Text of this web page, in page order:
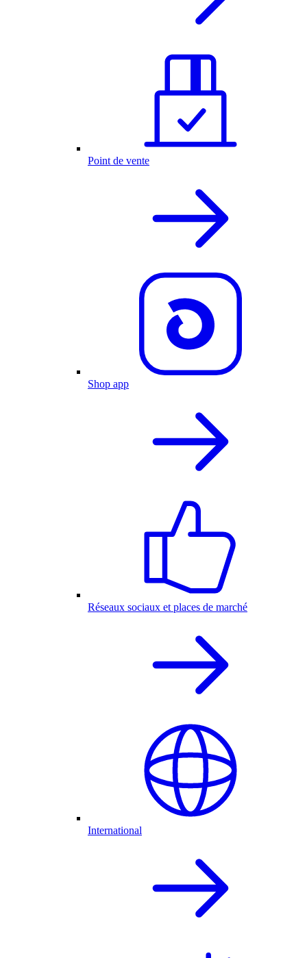
Point de vente
Shop app
Réseaux sociaux et places de marché
International